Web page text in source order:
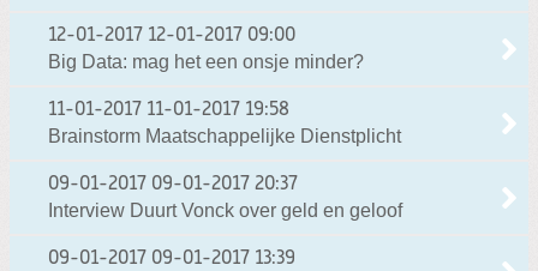
12-01-2017 12-01-2017 09:00
Big Data: mag het een onsje minder?
11-01-2017 11-01-2017 19:58
Brainstorm Maatschappelijke Dienstplicht
09-01-2017 09-01-2017 20:37
Interview Duurt Vonck over geld en geloof
09-01-2017 09-01-2017 13:39